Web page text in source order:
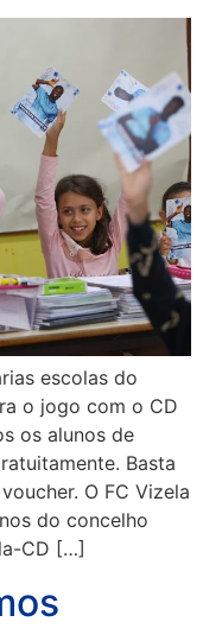
escolas do
o jogo com o CD
os alunos de
Basta
O FC Vizela
do concelho
CD […]